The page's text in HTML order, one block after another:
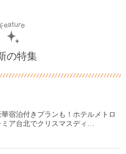
の特集
華宿泊付きプランも！ホテルメトロ
ミア台北でクリスマスディ…